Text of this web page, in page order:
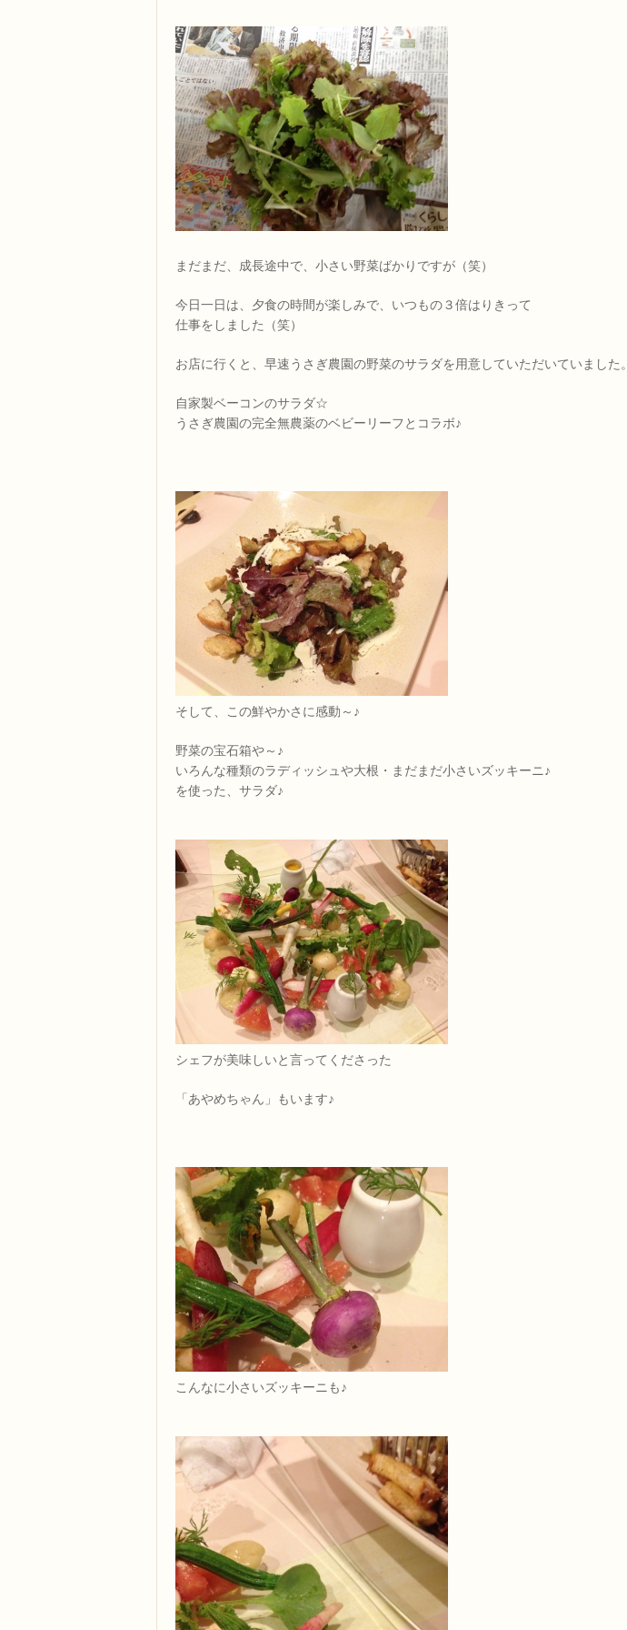
まだまだ、成長途中で、小さい野菜ばかりですが（笑）
今日一日は、夕食の時間が楽しみで、いつもの３倍はりきって
仕事をしました（笑）
お店に行くと、早速うさぎ農園の野菜のサラダを用意していただいていました。
自家製ベーコンのサラダ☆
うさぎ農園の完全無農薬のベビーリーフとコラボ♪
そして、この鮮やかさに感動～♪
野菜の宝石箱や～♪
いろんな種類のラディッシュや大根・まだまだ小さいズッキーニ♪
を使った、サラダ♪
シェフが美味しいと言ってくださった
「あやめちゃん」もいます♪
こんなに小さいズッキーニも♪